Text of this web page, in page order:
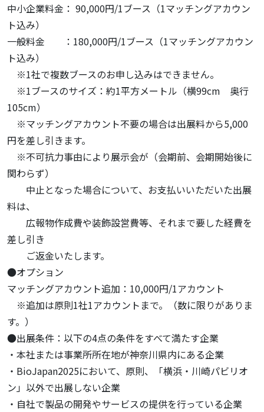
中小企業料金： 90,000円/1ブース（1マッチングアカウン
ト込み）
一般料金 ：180,000円/1ブース（1マッチングアカウン
ト込み）
※1社で複数ブースのお申し込みはできません。
※1ブースのサイズ：約1平方メートル（横99cm 奥行
105cm）
※マッチングアカウント不要の場合は出展料から5,000
円を差し引きます。
※不可抗力事由により展示会が（会期前、会期開始後に
関わらず）
中止となった場合について、お支払いいただいた出展
料は、
広報物作成費や装飾設営費等、それまで要した経費を
差し引き
ご返金いたします。
●オプション
マッチングアカウント追加：10,000円/1アカウント
※追加は原則1社1アカウントまで。（数に限りがありま
す。）
●出展条件：以下の4点の条件をすべて満たす企業
・本社または事業所所在地が神奈川県内にある企業
・BioJapan2025において、原則、「横浜・川崎パビリオ
ン」以外で出展しない企業
・自社で製品の開発やサービスの提供を行っている企業